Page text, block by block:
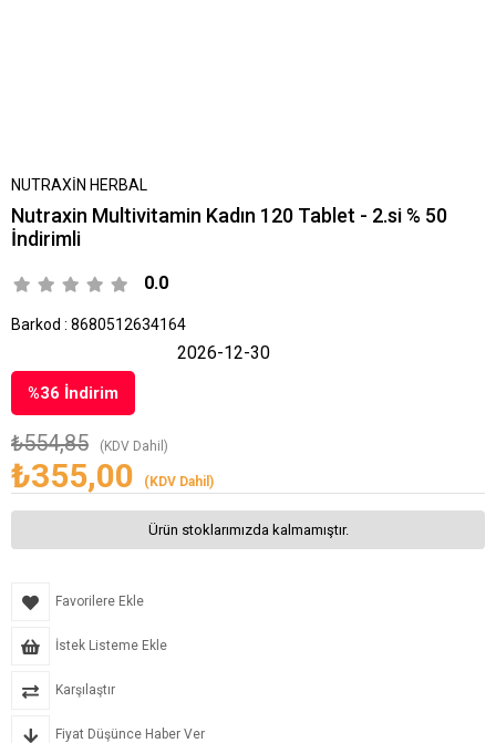
NUTRAXİN HERBAL
Nutraxin Multivitamin Kadın 120 Tablet - 2.si % 50
İndirimli
0.0
Barkod : 8680512634164
%36 İndirim
₺554,85 (KDV Dahil)
₺355,00 (KDV Dahil)
2026-12-30
Ürün stoklarımızda kalmamıştır.
Favorilere Ekle
İstek Listeme Ekle
Karşılaştır
Fiyat Düşünce Haber Ver